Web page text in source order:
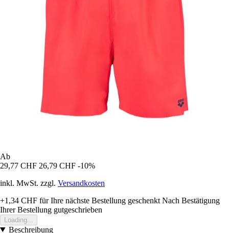
Ab
29,77 CHF 26,79 CHF -10%
inkl. MwSt. zzgl. Versandkosten
+1,34 CHF für Ihre nächste Bestellung geschenkt Nach Bestätigung
Ihrer Bestellung gutgeschrieben
Loading...
Beschreibung